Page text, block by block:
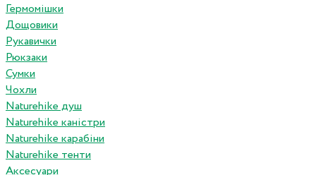
Гермомішки
Дощовики
Рукавички
Рюкзаки
Сумки
Чохли
Naturehike душ
Naturehike каністри
Naturehike карабіни
Naturehike тенти
Аксесуари